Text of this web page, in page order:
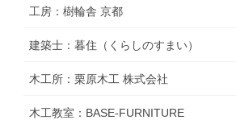
工房：樹輪舎 京都
建築士：暮住（くらしのすまい）
木工所：栗原木工 株式会社
木工教室：BASE-FURNITURE